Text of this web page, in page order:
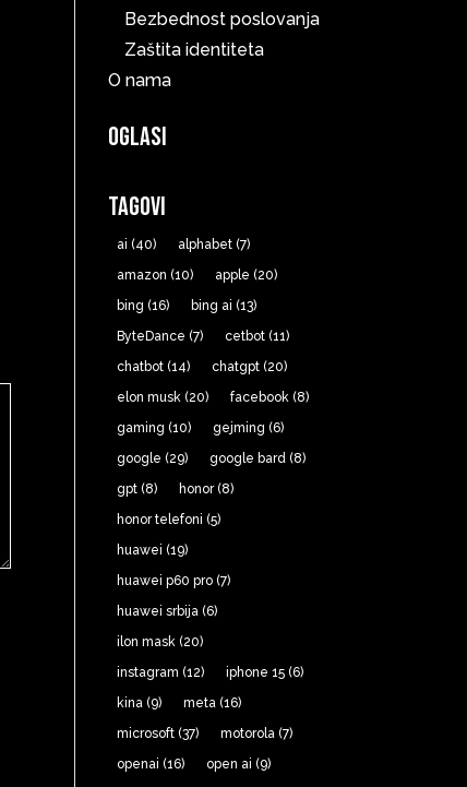
Bezbednost poslovanja
Zaštita identiteta
O nama
Oglasi
Tagovi
ai (40) alphabet (7)
amazon (10) apple (20)
bing (16) bing ai (13)
ByteDance (7) cetbot (11)
chatbot (14) chatgpt (20)
elon musk (20) facebook (8)
gaming (10) gejming (6)
google (29) google bard (8)
gpt (8) honor(8)
honor telefoni (5)
huawei (19)
huawei p60 pro (7)
huawei srbija (6)
ilon mask (20)
instagram (12) iphone 15 (6)
kina (9) meta (16)
microsoft (37) motorola (7)
openai (16) open ai (9)